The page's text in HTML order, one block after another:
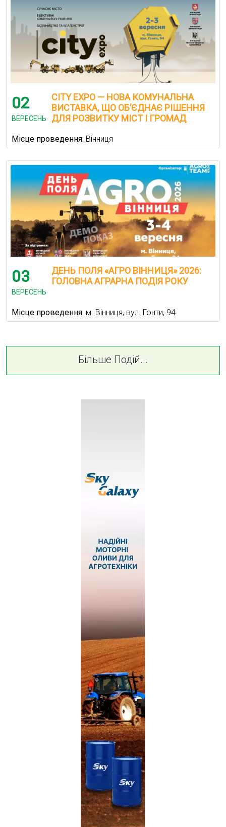
02
ВЕРЕСЕНЬ
CITY EXPO — НОВА КОМУНАЛЬНА
ВИСТАВКА, ЩО ОБ’ЄДНАЄ РІШЕННЯ
ДЛЯ РОЗВИТКУ МІСТ І ГРОМАД
Місце проведення: Вінниця
03
ВЕРЕСЕНЬ
ДЕНЬ ПОЛЯ «АГРО ВІННИЦЯ» 2026:
ГОЛОВНА АГРАРНА ПОДІЯ РОКУ
Місце проведення: м. Вінниця, вул. Гонти, 94
Більше Подій...